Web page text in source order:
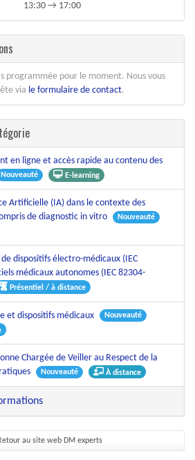
13:30 → 17:00
programmée pour le moment. Nous vous
via le formulaire de contact.
en ligne et accès rapide au contenu des
Nouveauté E-learning
Artificielle (IA) dans le contexte des
de diagnostic in vitro
Nouveauté
dispositifs électro-médicaux (IEC
médicaux autonomes (IEC 82304-
Présentiel / à distance
et dispositifs médicaux
Nouveauté
Chargée de Veiller au Respect de la
Nouveauté À distance
au site web DM experts